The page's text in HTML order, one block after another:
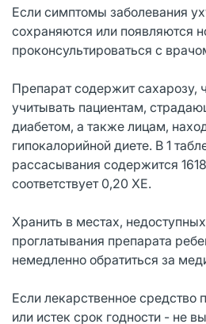
Если симптомы заболевания
сохраняются или появляются
проконсультироваться с
Препарат содержит сахарозу,
учитывать пациентам,
диабетом, а также лицам,
гипокалорийной диете. В 1
рассасывания содержится
соответствует 0,20 ХЕ.
Хранить в местах,
проглатывания препарата
немедленно обратиться за
Если лекарственное средство
или истек срок годности - не